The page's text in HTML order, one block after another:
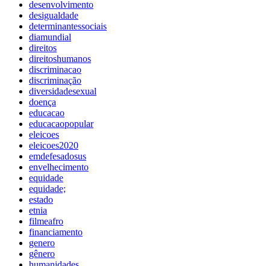
desenvolvimento
desigualdade
determinantessociais
diamundial
direitos
direitoshumanos
discriminacao
discriminação
diversidadesexual
doença
educacao
educacaopopular
eleicoes
eleicoes2020
emdefesadosus
envelhecimento
equidade
equidade;
estado
etnia
filmeafro
financiamento
genero
gênero